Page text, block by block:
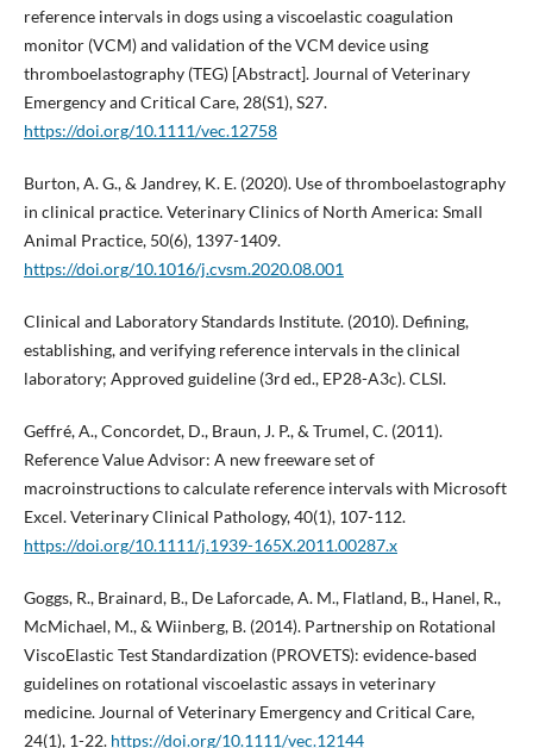
reference intervals in dogs using a viscoelastic coagulation
monitor (VCM) and validation of the VCM device using
thromboelastography (TEG) [Abstract]. Journal of Veterinary
Emergency and Critical Care, 28(S1), S27.
https://doi.org/10.1111/vec.12758
Burton, A. G., & Jandrey, K. E. (2020). Use of thromboelastography
in clinical practice. Veterinary Clinics of North America: Small
Animal Practice, 50(6), 1397-1409.
https://doi.org/10.1016/j.cvsm.2020.08.001
Clinical and Laboratory Standards Institute. (2010). Defining,
establishing, and verifying reference intervals in the clinical
laboratory; Approved guideline (3rd ed., EP28-A3c). CLSI.
Geffré, A., Concordet, D., Braun, J. P., & Trumel, C. (2011).
Reference Value Advisor: A new freeware set of
macroinstructions to calculate reference intervals with Microsoft
Excel. Veterinary Clinical Pathology, 40(1), 107-112.
https://doi.org/10.1111/j.1939-165X.2011.00287.x
Goggs, R., Brainard, B., De Laforcade, A. M., Flatland, B., Hanel, R.,
McMichael, M., & Wiinberg, B. (2014). Partnership on Rotational
ViscoElastic Test Standardization (PROVETS): evidence‐based
guidelines on rotational viscoelastic assays in veterinary
medicine. Journal of Veterinary Emergency and Critical Care,
24(1), 1-22. https://doi.org/10.1111/vec.12144